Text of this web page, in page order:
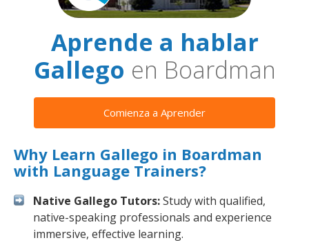
Aprende a hablar
Gallego en Boardman
Comienza a Aprender
Why Learn Gallego in Boardman
with Language Trainers?
Native Gallego Tutors:Study with qualified,
native-speaking professionals and experience
immersive, effective learning.